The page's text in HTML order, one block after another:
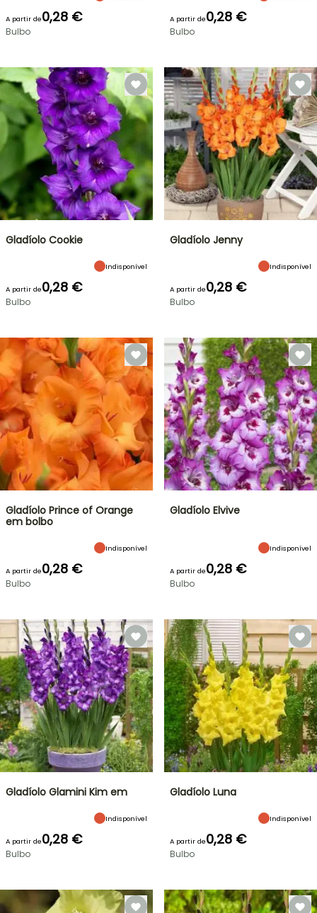
A partir de0,28 €
Bulbo
A partir de0,28 €
Bulbo
Gladíolo Cookie
Indisponível
A partir de0,28 €
Bulbo
Gladíolo Jenny
Indisponível
A partir de0,28 €
Bulbo
Gladíolo Prince of Orange
em bolbo
Indisponível
A partir de0,28 €
Bulbo
Gladíolo Elvive
Indisponível
A partir de0,28 €
Bulbo
Gladíolo Glamini Kim em
Indisponível
A partir de0,28 €
Bulbo
Gladíolo Luna
Indisponível
A partir de0,28 €
Bulbo